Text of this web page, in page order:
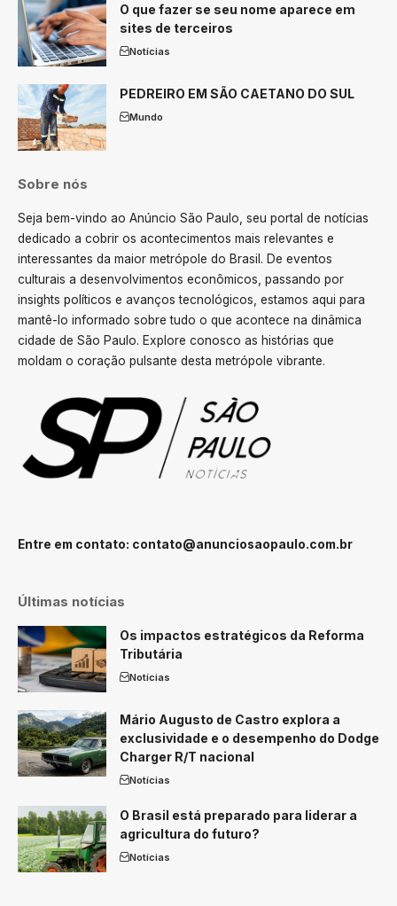
O que fazer se seu nome aparece em
sites de terceiros
Notícias
PEDREIRO EM SÃO CAETANO DO SUL
Mundo
Sobre nós
Seja bem-vindo ao Anúncio São Paulo, seu portal de notícias
dedicado a cobrir os acontecimentos mais relevantes e
interessantes da maior metrópole do Brasil. De eventos
culturais a desenvolvimentos econômicos, passando por
insights políticos e avanços tecnológicos, estamos aqui para
mantê-lo informado sobre tudo o que acontece na dinâmica
cidade de São Paulo. Explore conosco as histórias que
moldam o coração pulsante desta metrópole vibrante.
Entre em contato: contato@anunciosaopaulo.com.br
Últimas notícias
Os impactos estratégicos da Reforma
Tributária
Notícias
Mário Augusto de Castro explora a
exclusividade e o desempenho do Dodge
Charger R/T nacional
Notícias
O Brasil está preparado para liderar a
agricultura do futuro?
Notícias